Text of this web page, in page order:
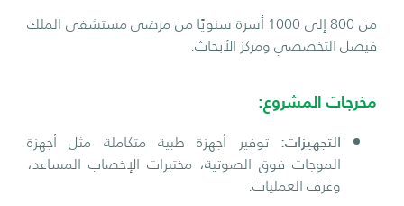
من 800 إلى 1000 أسرة سنويًا من مرضى مستشفى الملك
فيصل التخصصي ومركز الأبحاث.
مخرجات المشروع:
التجهيزات: توفير أجهزة طبية متكاملة مثل أجهزة
الموجات فوق الصوتية، مختبرات الإخصاب المساعد،
وغرف العمليات.